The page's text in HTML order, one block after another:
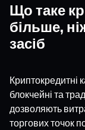
Що таке
більше,
засіб
Криптокредитні
блокчейні та
дозволяють
торгових точок